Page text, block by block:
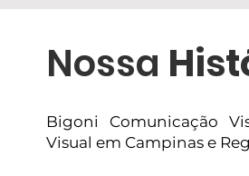
Bigoni Comunicação
Visual em Campinas e
Nossa